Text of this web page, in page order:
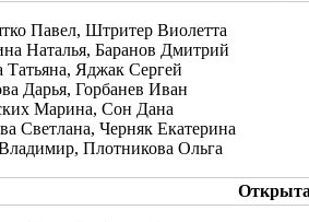
Павел, Штритер Виолетта
Наталья, Баранов Дмитрий
Татьяна, Яджак Сергей
Дарья, Горбанев Иван
Марина, Сон Дана
Светлана, Черняк Екатерина
Плотникова Ольга